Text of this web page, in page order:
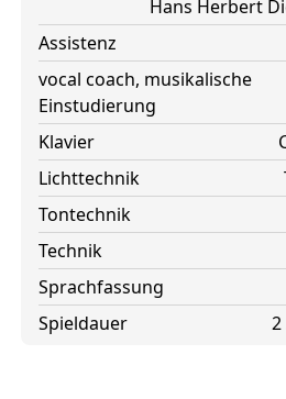
Hans Herbert
Assistenz
vocal coach, musikalische
Einstudierung
Klavier
Lichttechnik
Tontechnik
Technik
Sprachfassung
Spieldauer